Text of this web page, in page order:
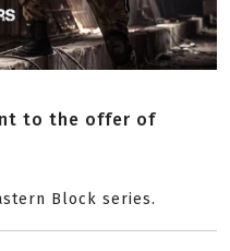
to the offer of
Block series.